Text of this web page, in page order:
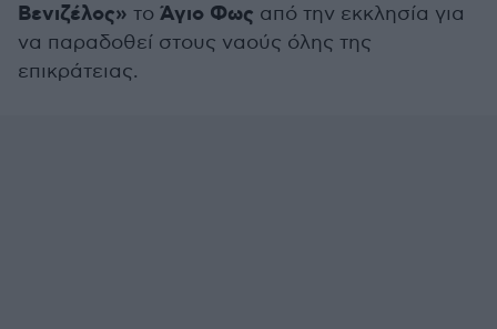
Βενιζέλος» το Άγιο Φως από την εκκλησία για
να παραδοθεί στους ναούς όλης της
επικράτειας.